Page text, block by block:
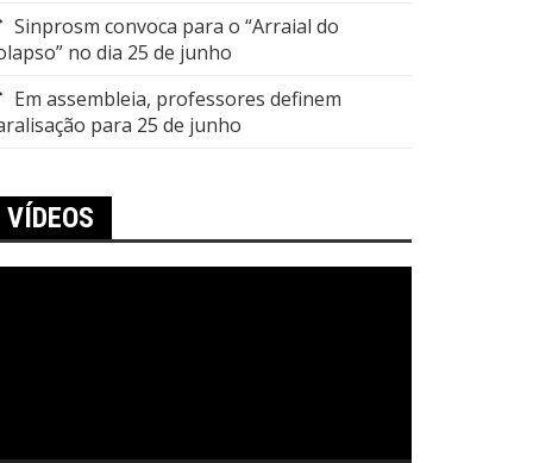
Sinprosm convoca para o “Arraial do
no dia 25 de junho
Em assembleia, professores definem
para 25 de junho
VÍDEOS